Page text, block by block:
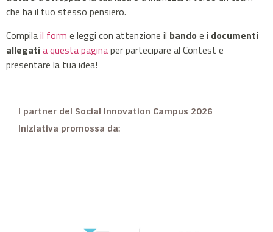
che ha il tuo stesso pensiero.
Compilail form e leggi con attenzione il bando e i documenti
allegatia questa paginaper partecipare al Contest e
presentare la tua idea!
I partner del Social Innovation Campus 2026
Iniziativa promossa da: